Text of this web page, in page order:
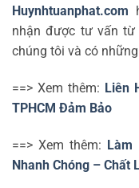
Huynhtuanphat.com
nhận được tư vấn từ
chúng tôi và có
==> Xem thêm: Liên
TPHCM Đảm Bảo
==> Xem thêm: Làm
Nhanh Chóng – Chất